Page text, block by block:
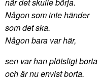
Någon som inte händer
som det ska.
Någon bara var här,
sen var han plötsligt borta
och är nu envist borta.